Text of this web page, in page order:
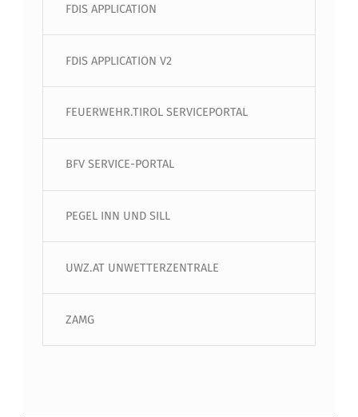
FDIS APPLICATION
FDIS APPLICATION V2
FEUERWEHR.TIROL SERVICEPORTAL
BFV SERVICE-PORTAL
PEGEL INN UND SILL
UWZ.AT UNWETTERZENTRALE
ZAMG